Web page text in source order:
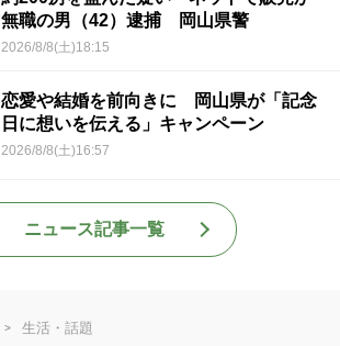
無職の男（42）逮捕 岡山県警
2026/8/8(土)18:15
恋愛や結婚を前向きに 岡山県が「記念
日に想いを伝える」キャンペーン
2026/8/8(土)16:57
ニュース記事一覧
生活・話題